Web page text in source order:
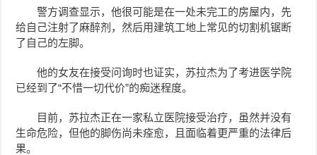
警方调查显示，他很可能是在一处未完工的房屋内，先
给自己注射了麻醉剂，然后用建筑工地上常见的切割机锯断
了自己的左脚。
他的女友在接受问询时也证实，苏拉杰为了考进医学院
已经到了“不惜一切代价”的痴迷程度。
目前，苏拉杰正在一家私立医院接受治疗，虽然并没有
生命危险，但他的脚伤尚未痊愈，且面临着更严重的法律后
果。